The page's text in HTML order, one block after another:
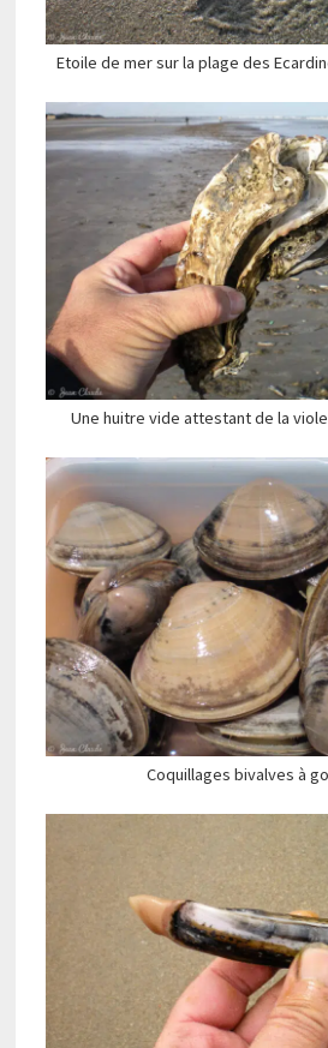
Etoile de mer sur la plage des
Une huitre vide attestant de la
Coquillages bivalves à